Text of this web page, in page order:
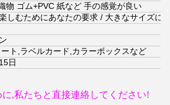
物 ゴム+PVC 紙など 手の感覚が良い
しむためにあなたの要求 / 大きなサイズに
ト,ラベルカード,カラーボックスなど
日
,私たちと直接連絡してください!